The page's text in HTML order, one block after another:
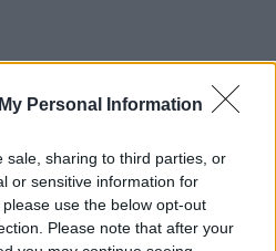
Personal Information
sale, sharing to third parties, or
or sensitive information for
use the below opt-out
Please note that after your